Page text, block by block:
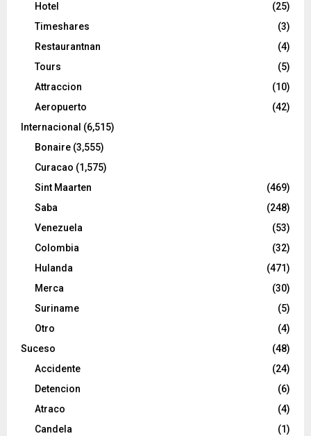
Hotel
(25)
Timeshares
(3)
Restaurantnan
(4)
Tours
(5)
Attraccion
(10)
Aeropuerto
(42)
Internacional (6,515)
Bonaire (3,555)
Curacao (1,575)
Sint Maarten
(469)
Saba
(248)
Venezuela
(53)
Colombia
(32)
Hulanda
(471)
Merca
(30)
Suriname
(5)
Otro
(4)
Suceso
(48)
Accidente
(24)
Detencion
(6)
Atraco
(4)
Candela
(1)